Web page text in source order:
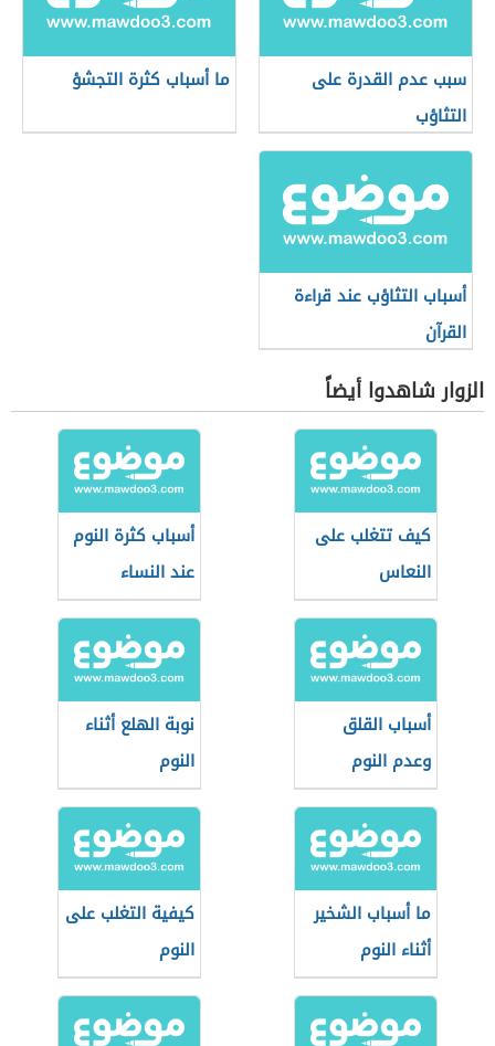
سبب عدم القدرة على
التثاؤب
ما أسباب كثرة التجشؤ
أسباب التثاؤب عند قراءة
القرآن
الزوار شاهدوا أيضاً
كيف تتغلب على
النعاس
أسباب كثرة النوم
عند النساء
أسباب القلق
وعدم النوم
نوبة الهلع أثناء
النوم
ما أسباب الشخير
أثناء النوم
كيفية التغلب على
النوم